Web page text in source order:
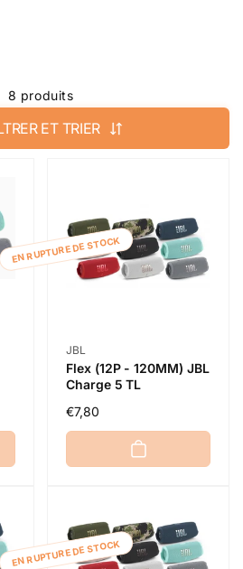
8 produits
ET TRIER
EN RUPTURE DE STOCK
Distributeur :
JBL
Flex (12P - 120MM) JBL
Charge 5 TL
Prix
habituel
€7,80
EN RUPTURE DE STOCK